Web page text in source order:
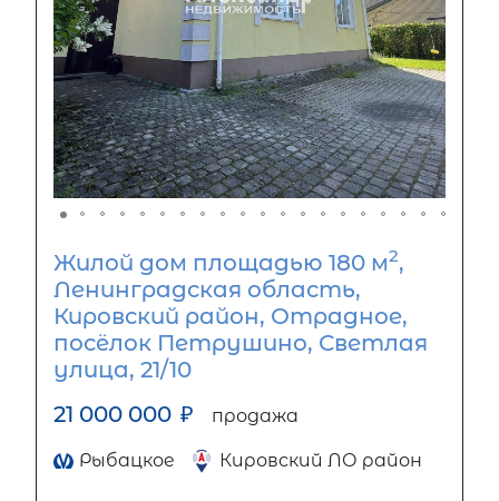
Жилой дом площадью 180 м2,
Ленинградская область,
Кировский район, Отрадное,
посёлок Петрушино, Светлая
улица, 21/10
21 000 000 ₽ продажа
Рыбацкое Кировский ЛО район